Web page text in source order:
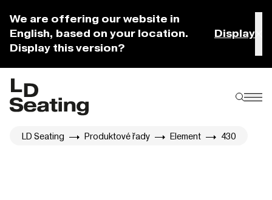
We are offering our website in
English, based on your location.
Display this version?
Display
LD Seating Produktové řady Element 430